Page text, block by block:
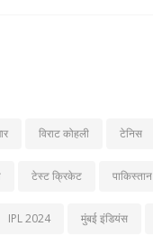
विराट कोहली टेनिस
टेस्ट क्रिकेट पाकिस्तान
IPL 2024 मुंबई इंडियंस